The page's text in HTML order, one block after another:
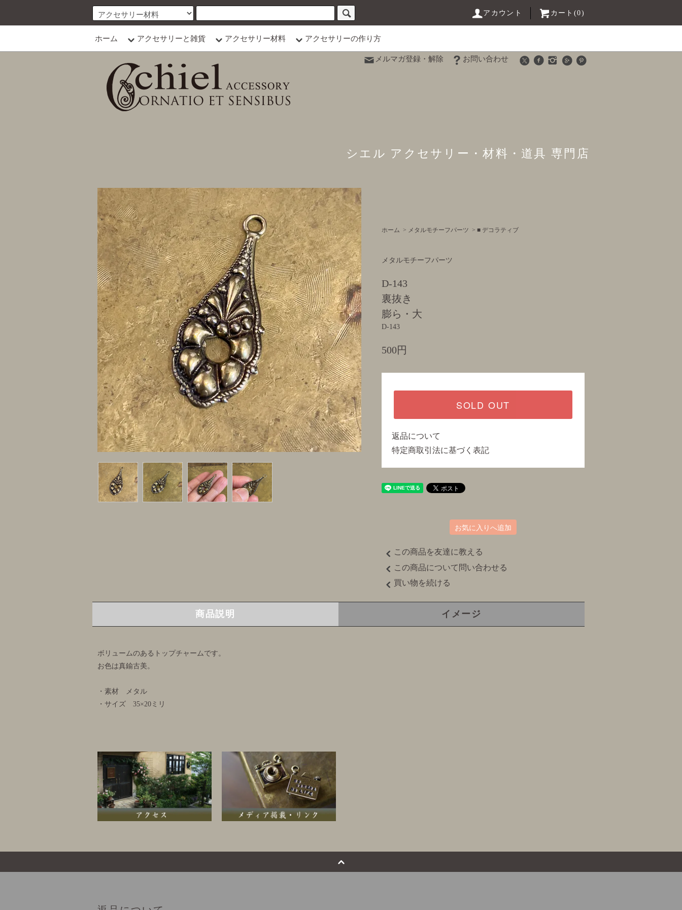
アカウント カート(0)
ホーム アクセサリーと雑貨 アクセサリー材料 アクセサリーの作り方
メルマガ登録・解除 お問い合わせ
シエル アクセサリー・材料・道具 専門店
ホーム > メタルモチーフパーツ > ■ デコラティブ
メタルモチーフパーツ
D-143
裏抜き
膨ら・大
D-143
500円
SOLD OUT
返品について
特定商取引法に基づく表記
お気に入りへ追加
この商品を友達に教える
この商品について問い合わせる
買い物を続ける
商品説明 イメージ
ボリュームのあるトップチャームです。
お色は真鍮古美。
・素材 メタル
・サイズ 35×20ミリ